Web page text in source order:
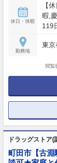
休日・休暇
【
暇,
119
勤務地
東京
閲覧
ドラッグストア
町田市【古